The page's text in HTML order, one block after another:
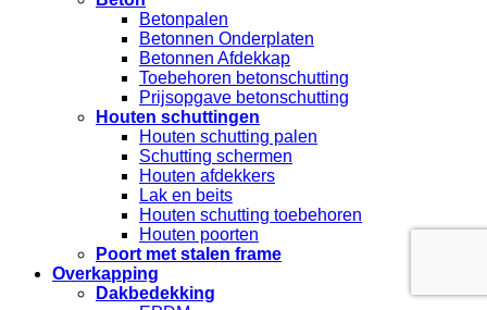
Betonpalen
Betonnen Onderplaten
Betonnen Afdekkap
Toebehoren betonschutting
Prijsopgave betonschutting
Houten schuttingen
Houten schutting palen
Schutting schermen
Houten afdekkers
Lak en beits
Houten schutting toebehoren
Houten poorten
Poort met stalen frame
Overkapping
Dakbedekking